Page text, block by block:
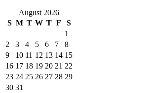
August 2026
S M T W T F
S
1
2
3 4 5 6 7
8
9
10 11 12 13 14 15
16 17 18 19 20 21 22
23 24 25 26 27 28 29
30 31